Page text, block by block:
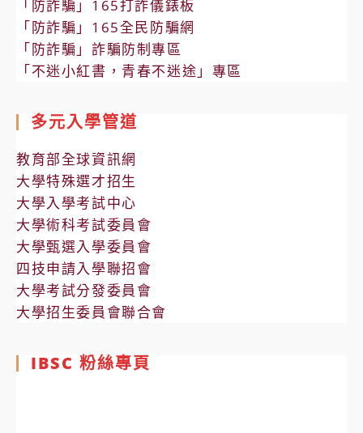
「防詐騙」165打詐儀錶板
「防詐騙」165全民防騙網
「防詐騙」詐騙防制專區
「不迷小紅書，青春不迷途」專區
多元入學管道
教育部全球資訊網
大學特殊選才招生
大學入學考試中心
大學術科考試委員會
大學甄選入學委員會
四技申請入學聯招會
大學考試分發委員會
大學招生委員會聯合會
IBSC 粉絲專頁